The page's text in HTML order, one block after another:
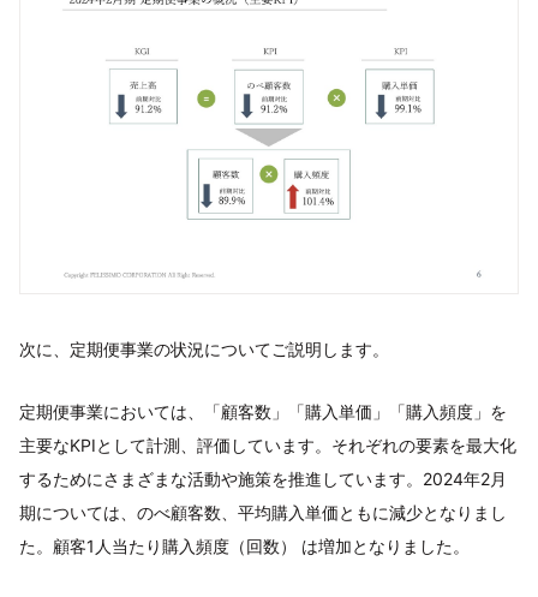
次に、定期便事業の状況についてご説明します。
定期便事業においては、「顧客数」「購入単価」「購入頻度」を
主要なKPIとして計測、評価しています。それぞれの要素を最大化
するためにさまざまな活動や施策を推進しています。2024年2月
期については、のべ顧客数、平均購入単価ともに減少となりまし
た。顧客1人当たり購入頻度（回数） は増加となりました。